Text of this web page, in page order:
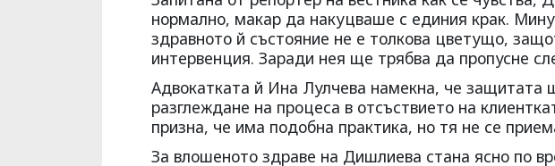
нормално, макар да накуцваше с единия крак.
здравното й състояние не е толкова цветущо,
интервенция. Заради нея ще трябва да пропусне
Адвокатката й Ина Лулчева намекна, че защитата
разглеждане на процеса в отсъствието на
призна, че има подобна практика, но тя не се
За влошеното здраве на Дишлиева стана ясно по